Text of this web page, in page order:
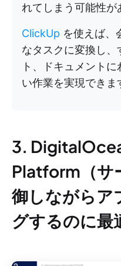
れてしまう可能性が
ClickUp を使えば、
なタスクに変換し、
ト、ドキュメント
い作業を実現できま
3.
Platform（サ
御しながらア
グするのに最